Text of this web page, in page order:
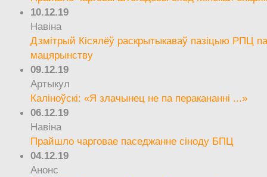
10.12.19
Навіна
Дзмітрый Кісялёў раскрытыкаваў пазіцыю РПЦ
мацярынству
09.12.19
Артыкул
Каліноўскі: «Я злачынец не па перакананні ...»
06.12.19
Навіна
Прайшло чарговае паседжанне сіноду БПЦ
04.12.19
Анонс